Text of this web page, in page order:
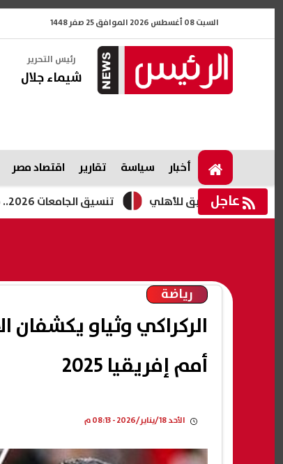
السبت 08 أغسطس 2026 الموافق 25 صفر 1448
رئيس التحرير
شيماء جلال
أخبار سياسة تقارير اقتصاد مصر
عاجل تنسيق الجامعات 2026.. 86 ألف طالب سجلوا رغباتهم وموعد المرحلة الثانية للأهلي
رياضة
الركراكي وثياو يكشفان
أمم إفريقيا 2025
الأحد 18/يناير/2026 - 08:13 م